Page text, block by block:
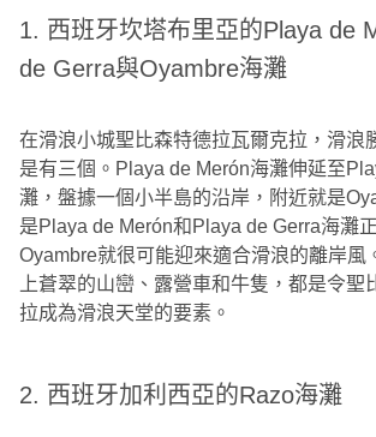
1. 西班牙坎塔布里亞的Playa de
de Gerra與Oyambre海灘
在滑浪小城聖比森特德拉瓦爾克拉，滑浪
是有三個。Playa de Merón海灘伸延至
灘，盤據一個小半島的沿岸，附近就是
是Playa de Merón和Playa de Gerra海灘
Oyambre就很可能迎來適合滑浪的離岸風
上蒼翠的山巒、露營車和牛隻，都是令聖
拉成為滑浪天堂的要素。
2. 西班牙加利西亞的Razo海灘